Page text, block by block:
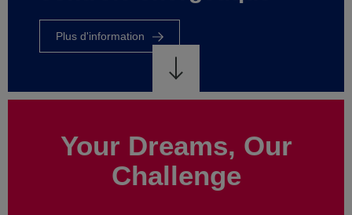
d'information
Your Dreams, Our
Challenge